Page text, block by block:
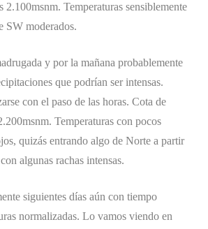
2.100msnm. Temperaturas sensiblemente
SW moderados.
y por la mañana probablemente
que podrían ser intensas.
con el paso de las horas. Cota de
Temperaturas con pocos
quizás entrando algo de Norte a partir
algunas rachas intensas.
siguientes días aún con tiempo
normalizadas. Lo vamos viendo en